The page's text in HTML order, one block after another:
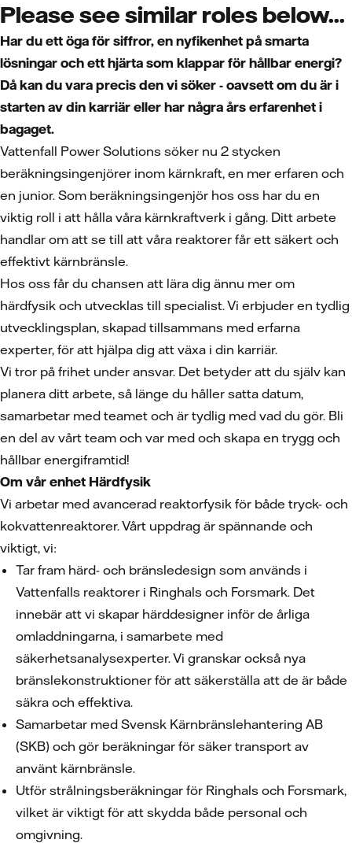
Please see similar roles below...
Har du ett öga för siffror, en nyfikenhet på smarta
lösningar och ett hjärta som klappar för hållbar energi?
Då kan du vara precis den vi söker - oavsett om du är i
starten av din karriär eller har några års erfarenhet i
bagaget.
Vattenfall Power Solutions söker nu 2 stycken
beräkningsingenjörer inom kärnkraft, en mer erfaren och
en junior. Som beräkningsingenjör hos oss har du en
viktig roll i att hålla våra kärnkraftverk i gång. Ditt arbete
handlar om att se till att våra reaktorer får ett säkert och
effektivt kärnbränsle.
Hos oss får du chansen att lära dig ännu mer om
härdfysik och utvecklas till specialist. Vi erbjuder en tydlig
utvecklingsplan, skapad tillsammans med erfarna
experter, för att hjälpa dig att växa i din karriär.
Vi tror på frihet under ansvar. Det betyder att du själv kan
planera ditt arbete, så länge du håller satta datum,
samarbetar med teamet och är tydlig med vad du gör. Bli
en del av vårt team och var med och skapa en trygg och
hållbar energiframtid!
Om vår enhet Härdfysik
Vi arbetar med avancerad reaktorfysik för både tryck- och
kokvattenreaktorer. Vårt uppdrag är spännande och
viktigt, vi:
Tar fram härd- och bränsledesign som används i
Vattenfalls reaktorer i Ringhals och Forsmark. Det
innebär att vi skapar härddesigner inför de årliga
omladdningarna, i samarbete med
säkerhetsanalysexperter. Vi granskar också nya
bränslekonstruktioner för att säkerställa att de är både
säkra och effektiva.
Samarbetar med Svensk Kärnbränslehantering AB
(SKB) och gör beräkningar för säker transport av
använt kärnbränsle.
Utför strålningsberäkningar för Ringhals och Forsmark,
vilket är viktigt för att skydda både personal och
omgivning.